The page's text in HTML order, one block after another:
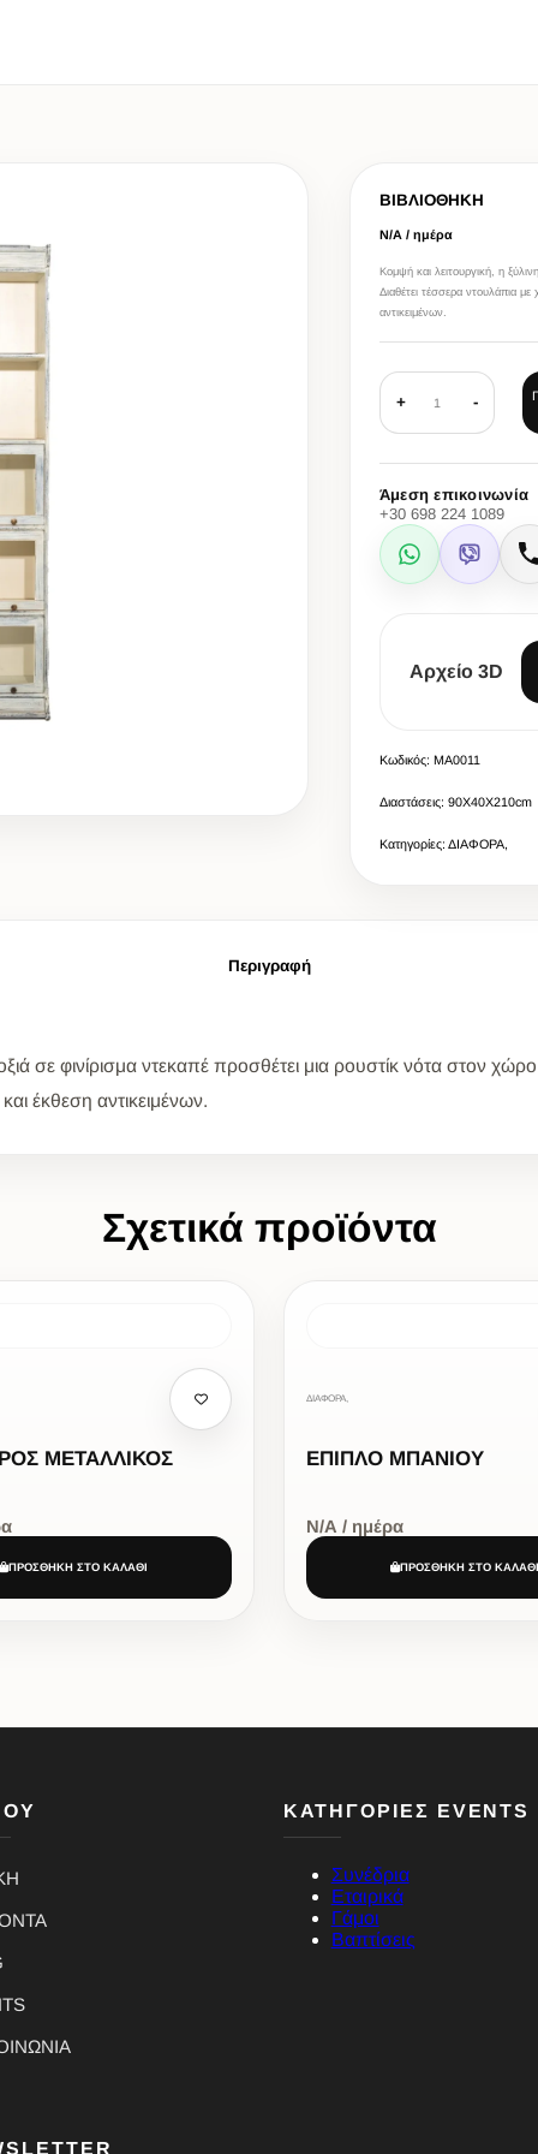
ΒΙΒΛΙΟΘΗΚΗ
Ν/Α / ημέρα
Κομψή και λειτουργική, η
Διαθέτει τέσσερα ντουλάπια
αντικειμένων.
+ 1 -
Άμεση επικοινωνία
+30 698 224 1089
WhatsApp
Viber
Αρχείο 3D
Κωδικός: MA0011
Διαστάσεις: 90X40X210cm
Κατηγορίες: ΔΙΑΦΟΡΑ,
Περιγραφή
σε φινίρισμα ντεκαπέ προσθέτει μια ρουστίκ νότα στον
έκθεση αντικειμένων.
Σχετικά προϊόντα
ΜΕΤΑΛΛΙΚΟΣ
ΠΡΟΣΘΗΚΗ ΣΤΟ ΚΑΛΑΘΙ
ΔΙΑΦΟΡΑ,
ΕΠΙΠΛΟ ΜΠΑΝΙΟΥ
Ν/Α / ημέρα
ΠΡΟΣΘΗΚΗ ΣΤΟ ΚΑΛΑΘΙ
ΚΑΤΗΓΟΡΙΕΣ EVENTS
Συνέδρια
Εταιρικά
Γάμοι
Βαπτίσεις